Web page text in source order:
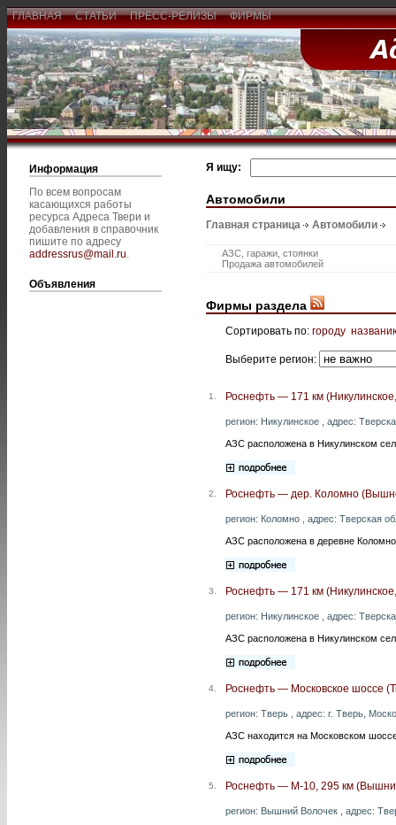
ГЛАВНАЯ СТАТЬИ ПРЕСС-РЕЛИЗЫ ФИРМЫ
Информация
По всем вопросам
касающихся работы
ресурса Адреса Твери и
добавления в справочник
пишите по адресу
addressrus@mail.ru.
Объявления
Я ищу:
Автомобили
Главная страница Автомобили
АЗС, гаражи, стоянки
Продажа автомобилей
Фирмы раздела
Сортировать по: городу
Выберите регион:
1. Роснефть — 171 км
регион: Никулинское , адрес:
АЗС расположена в Никулинском
2. Роснефть — дер. Коломно
регион: Коломно , адрес: Тверская
АЗС расположена в деревне
3. Роснефть — 171 км
регион: Никулинское , адрес:
АЗС расположена в Никулинском
4. Роснефть — Московское шоссе
регион: Тверь , адрес: г. Тверь,
АЗС находится на Московском
5. Роснефть — М-10, 295 км
регион: Вышний Волочек , адрес: